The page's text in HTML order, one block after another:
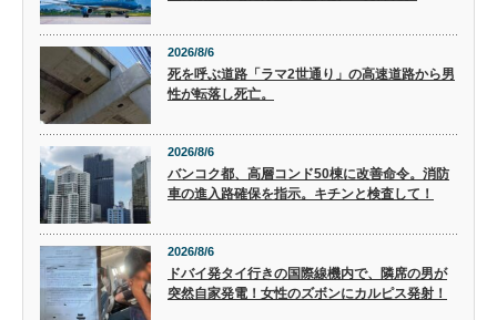
2026/8/6
死を呼ぶ道路「ラマ2世通り」の高速道路から男
性が転落し死亡。
2026/8/6
バンコク都、高層コンド50棟に改善命令。消防
車の進入路確保を指示。キチンと検査して！
2026/8/6
ドバイ発タイ行きの国際線機内で、隣席の男が
突然自家発電！女性のズボンにカルピス発射！